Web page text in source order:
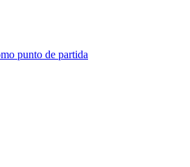
punto de partida